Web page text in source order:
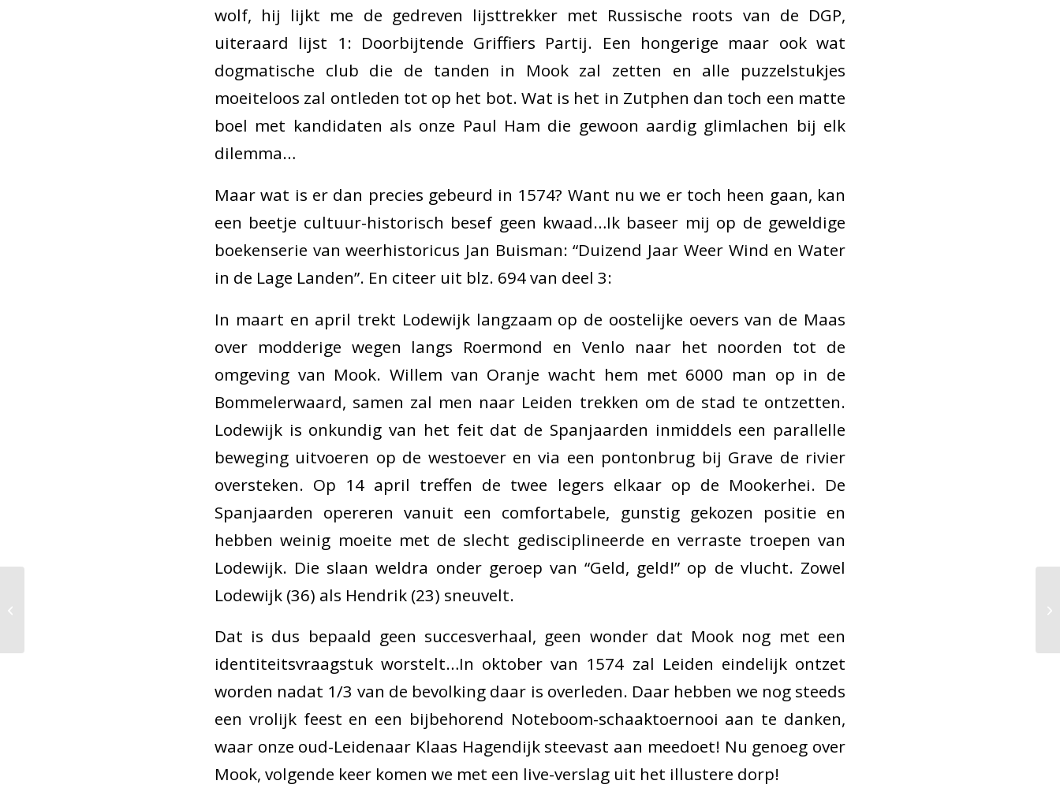
wolf, hij lijkt me de gedreven lijsttrekker met Russische roots van de DGP,
uiteraard lijst 1: Doorbijtende Griffiers Partij. Een hongerige maar ook wat
dogmatische club die de tanden in Mook zal zetten en alle puzzelstukjes
moeiteloos zal ontleden tot op het bot. Wat is het in Zutphen dan toch een matte
boel met kandidaten als onze Paul Ham die gewoon aardig glimlachen bij elk
dilemma…
Maar wat is er dan precies gebeurd in 1574? Want nu we er toch heen gaan, kan
een beetje cultuur-historisch besef geen kwaad…Ik baseer mij op de geweldige
boekenserie van weerhistoricus Jan Buisman: “Duizend Jaar Weer Wind en Water
in de Lage Landen”. En citeer uit blz. 694 van deel 3:
In maart en april trekt Lodewijk langzaam op de oostelijke oevers van de Maas
over modderige wegen langs Roermond en Venlo naar het noorden tot de
omgeving van Mook. Willem van Oranje wacht hem met 6000 man op in de
Bommelerwaard, samen zal men naar Leiden trekken om de stad te ontzetten.
Lodewijk is onkundig van het feit dat de Spanjaarden inmiddels een parallelle
beweging uitvoeren op de westoever en via een pontonbrug bij Grave de rivier
oversteken. Op 14 april treffen de twee legers elkaar op de Mookerhei. De
Spanjaarden opereren vanuit een comfortabele, gunstig gekozen positie en
hebben weinig moeite met de slecht gedisciplineerde en verraste troepen van
Lodewijk. Die slaan weldra onder geroep van “Geld, geld!” op de vlucht. Zowel
Lodewijk (36) als Hendrik (23) sneuvelt.
Dat is dus bepaald geen succesverhaal, geen wonder dat Mook nog met een
identiteitsvraagstuk worstelt…In oktober van 1574 zal Leiden eindelijk ontzet
worden nadat 1/3 van de bevolking daar is overleden. Daar hebben we nog steeds
een vrolijk feest en een bijbehorend Noteboom-schaaktoernooi aan te danken,
waar onze oud-Leidenaar Klaas Hagendijk steevast aan meedoet! Nu genoeg over
Mook, volgende keer komen we met een live-verslag uit het illustere dorp!